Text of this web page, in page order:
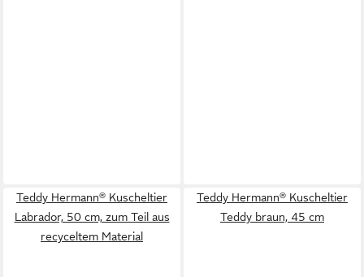
Teddy Hermann® Kuscheltier
Labrador, 50 cm, zum Teil aus
recyceltem Material
Teddy Hermann® Kuscheltier
Teddy braun, 45 cm